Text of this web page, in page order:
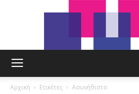
Αρχική Ετικέτες Ασυνήθιστο